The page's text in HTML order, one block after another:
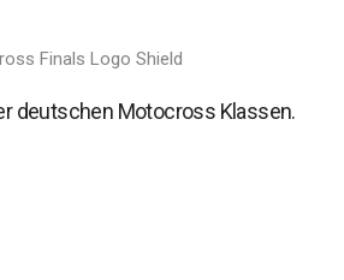
deutschen Motocross Klassen.